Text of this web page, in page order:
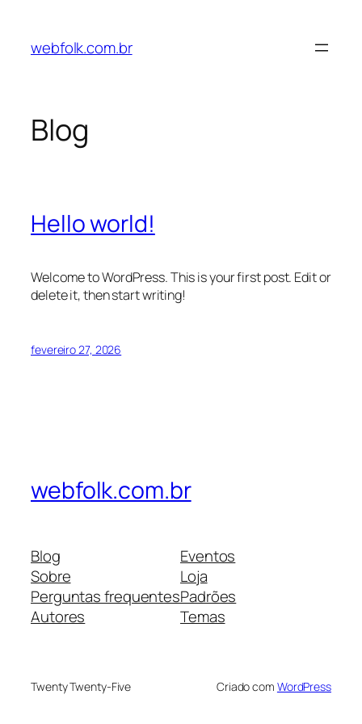
webfolk.com.br
Blog
Hello world!
Welcome to WordPress. This is your first post. Edit or
delete it, then start writing!
fevereiro 27, 2026
webfolk.com.br
Blog
Sobre
Perguntas frequentes
Autores
Eventos
Loja
Padrões
Temas
Twenty Twenty-Five Criado com WordPress